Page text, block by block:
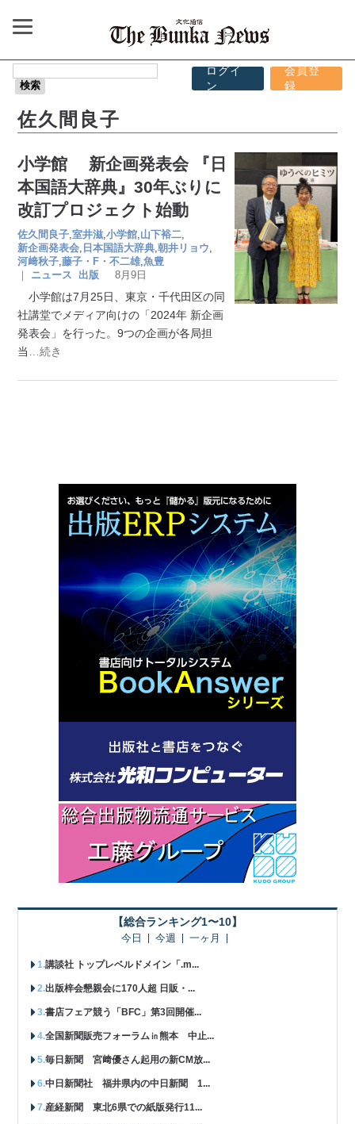
ログイ
ン
会員登
録
佐久間良子
小学館 新企画発表会 『日
本国語大辞典』30年ぶりに
改訂プロジェクト始動
佐久間良子 ,室井滋 ,小学館 山下裕二
新企画発表会 日本国語大辞典 ,朝井リョウ
河﨑秋子 ,藤子・F・不二雄,魚豊
｜
ニュース 出版 8月9日
小学館は7月25日、東京・千代田区の同
社講堂でメディア向けの「2024年 新企画
発表会」を行った。9つの企画が各局担
当
…続き
【総合ランキング1〜10】
今日 今週 一ヶ月
講談社 トップレベルドメイン「.m...
出版梓会懇親会に170人超 日販・...
書店フェア競う「BFC」第3回開催...
全国新聞販売フォーラム㏌熊本 中止...
毎日新聞 宮﨑優さん起用の新CM放...
中日新聞社 福井県内の中日新聞 1...
産経新聞 東北6県での紙版発行11...